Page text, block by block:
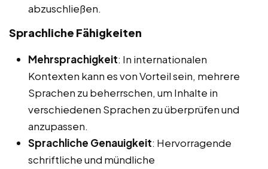
abzuschließen.
Sprachliche Fähigkeiten
Mehrsprachigkeit: In internationalen
Kontexten kann es von Vorteil sein, mehrere
Sprachen zu beherrschen, um Inhalte in
verschiedenen Sprachen zu überprüfen und
anzupassen.
Sprachliche Genauigkeit: Hervorragende
schriftliche und mündliche